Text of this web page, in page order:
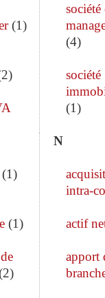
(1)
2)
1)
(1)
2)
société
(4)
société
(1)
N
intra-
actif
apport